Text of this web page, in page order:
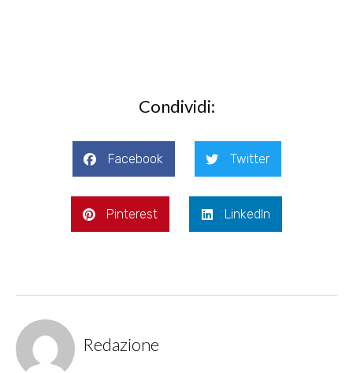
Condividi:
Facebook Twitter
Pinterest LinkedIn
Redazione